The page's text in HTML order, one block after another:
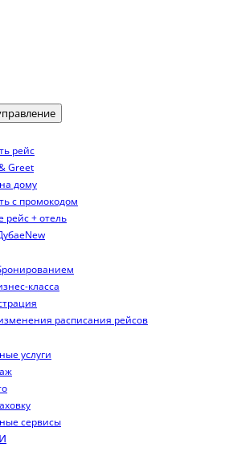
рейс
Greet
дому
с промокодом
рейс + отель
New
класса
расписания рейсов
услуги
сервисы